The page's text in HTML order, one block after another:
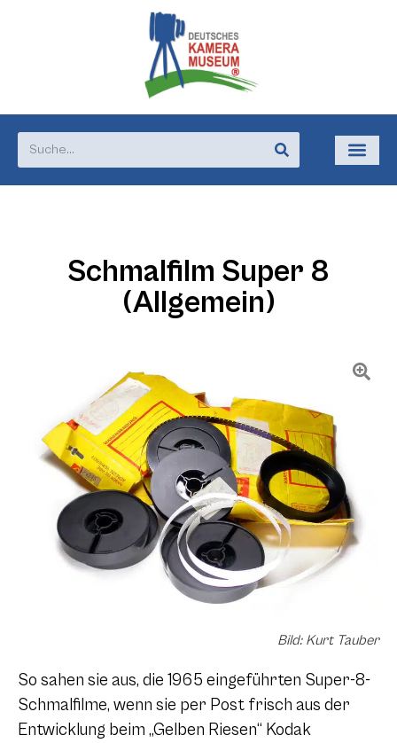
Schmalfilm Super 8
(Allgemein)
Bild: Kurt Tauber
So sahen sie aus, die 1965 eingeführten Super-8-
Schmalfilme, wenn sie per Post frisch aus der
Entwicklung beim „Gelben Riesen“ Kodak